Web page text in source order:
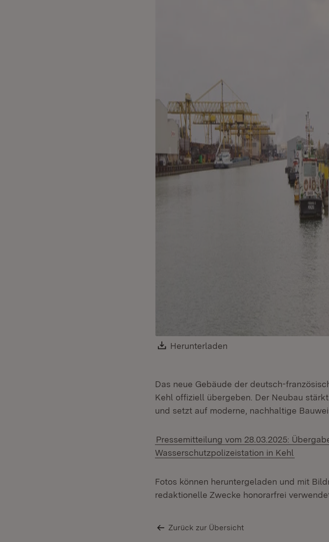
Download:
Herunterladen
Das neue Gebäude der deutsch-
Kehl offiziell übergeben. Der Neubau
und setzt auf moderne, nachhaltige
Pressemitteilung vom 28.03.2025:
Wasserschutzpolizeistation in Kehl
Fotos können heruntergeladen und mit
redaktionelle Zwecke honorarfrei
Zurück zur Übersicht